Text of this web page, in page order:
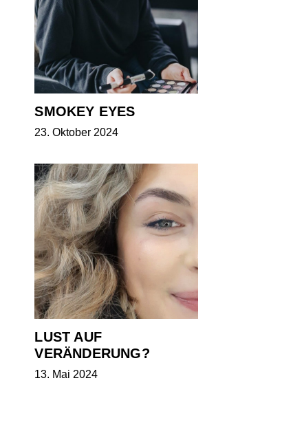
SMOKEY EYES
23. Oktober 2024
LUST AUF
VERÄNDERUNG?
13. Mai 2024